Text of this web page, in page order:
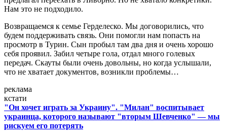
Нам это не подходило.
Возвращаемся к семье Герделеско. Мы договорились, что
будем поддерживать связь. Они помогли нам попасть на
просмотр в Турин. Сын пробыл там два дня и очень хорошо
себя проявил. Забил четыре гола, отдал много голевых
передач. Скауты были очень довольны, но когда услышали,
что не хватает документов, возникли проблемы…
реклама
кстати
"Он хочет играть за Украину". "Милан" воспитывает
украинца, которого называют "вторым Шевченко" — мы
рискуем его потерять